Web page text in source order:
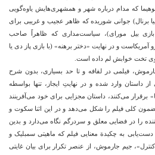
که مدام درباره شهر و همشهری‌هایش یاوه‌گویی
برنال) جوانی شوریده که ظاهر عجیب و غریبی برای
بیل مورای)، سیاست‌مداری که ظاهراً صاحب
و در نهایت «دختر برهنه» (با بازی پاز دی یا
تخت خوابش لم داده است.
فیلمی در لفافه و تا حد بسیاری، بدون شرح
وارد شده و در نهایتِ ایجاز، تنها بواسطه
برقرار می‌کنند، داستان مجزایی برای خود می‌آفرینند
کلی فیلم را شکل می‌دهد و در این اثنا سکوت و
را در فضایی معلق و سردرگم نگاه می‌دارد و بدین
به چکیدة معنایی فیلم که ماهیتی سمبلیک و
جیم جارموش، از عنصر تکرار برای بیان غایتی